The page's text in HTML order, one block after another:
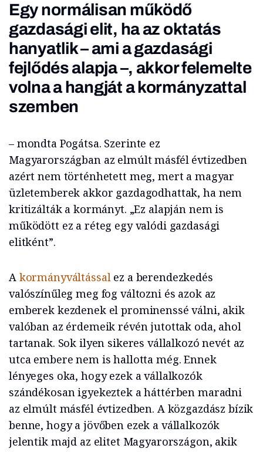
Egy normálisan működő
gazdasági elit, ha az oktatás
hanyatlik – ami a gazdasági
fejlődés alapja –, akkor felemelte
volna a hangját a kormányzattal
szemben
– mondta Pogátsa. Szerinte ez
Magyarországban az elmúlt másfél évtizedben
azért nem történhetett meg, mert a magyar
üzletemberek akkor gazdagodhattak, ha nem
kritizálták a kormányt. „Ez alapján nem is
működött ez a réteg egy valódi gazdasági
elitként”.
A kormányváltássalez a berendezkedés
valószínűleg meg fog változni és azok az
emberek kezdenek el prominenssé válni, akik
valóban az érdemeik révén jutottak oda, ahol
tartanak. Sok ilyen sikeres vállalkozó nevét az
utca embere nem is hallotta még. Ennek
lényeges oka, hogy ezek a vállalkozók
szándékosan igyekeztek a háttérben maradni
az elmúlt másfél évtizedben. A közgazdász bízik
benne, hogy a jövőben ezek a vállalkozók
jelentik majd az elitet Magyarországon, akik